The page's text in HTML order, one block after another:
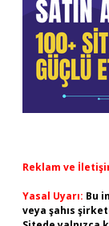
Reklam ve
Yasal Uyarı: Bu
veya şahıs